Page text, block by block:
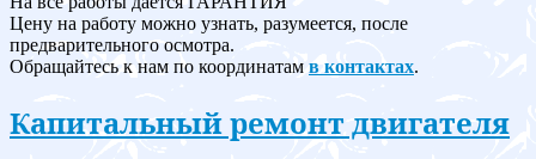
Цену на работу можно узнать, разумеется, после
предварительного осмотра.
Обращайтесь к нам по координатам в контактах.
Капитальный ремонт двигателя